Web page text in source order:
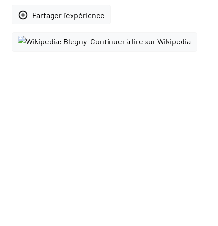
add_circle_outline Partager l'expérience
Continuer à lire sur Wikipedia